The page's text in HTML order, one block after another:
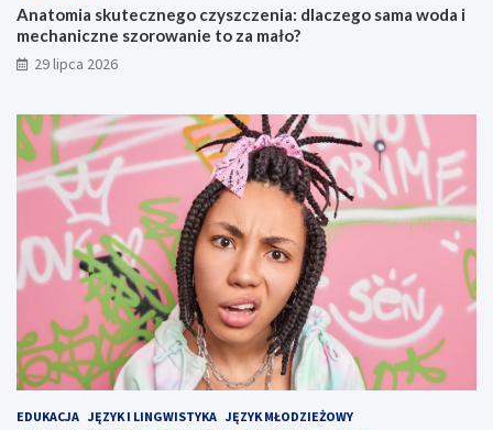
Anatomia skutecznego czyszczenia: dlaczego sama woda i
mechaniczne szorowanie to za mało?
29 lipca 2026
EDUKACJA JĘZYK I LINGWISTYKA JĘZYK MŁODZIEŻOWY